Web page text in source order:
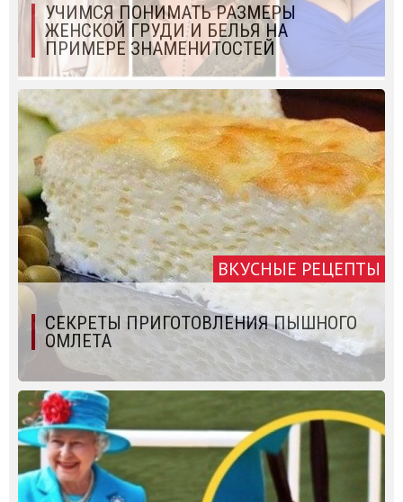
УЧИМСЯ ПОНИМАТЬ РАЗМЕРЫ
ЖЕНСКОЙ ГРУДИ И БЕЛЬЯ НА
ПРИМЕРЕ ЗНАМЕНИТОСТЕЙ
ВКУСНЫЕ РЕЦЕПТЫ
СЕКРЕТЫ ПРИГОТОВЛЕНИЯ ПЫШНОГО
ОМЛЕТА